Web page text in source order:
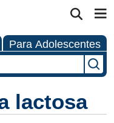
Para Adolescentes
lactosa